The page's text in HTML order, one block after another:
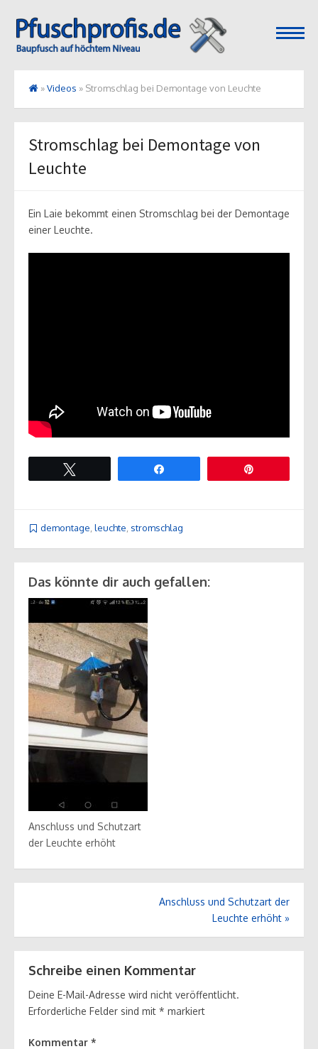
menu
»Videos » Stromschlag bei Demontage von Leuchte
Stromschlag bei Demontage von
Leuchte
Ein Laie bekommt einen Stromschlag bei der Demontage
einer Leuchte.
demontage, leuchte, stromschlag
Das könnte dir auch gefallen:
Anschluss und Schutzart
der Leuchte erhöht
Anschluss und Schutzart der
Leuchte erhöht »
Schreibe einen Kommentar
Deine E-Mail-Adresse wird nicht veröffentlicht.
Erforderliche Felder sind mit * markiert
Kommentar *